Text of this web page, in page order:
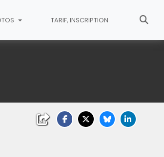
TARIF, INSCRIPTION